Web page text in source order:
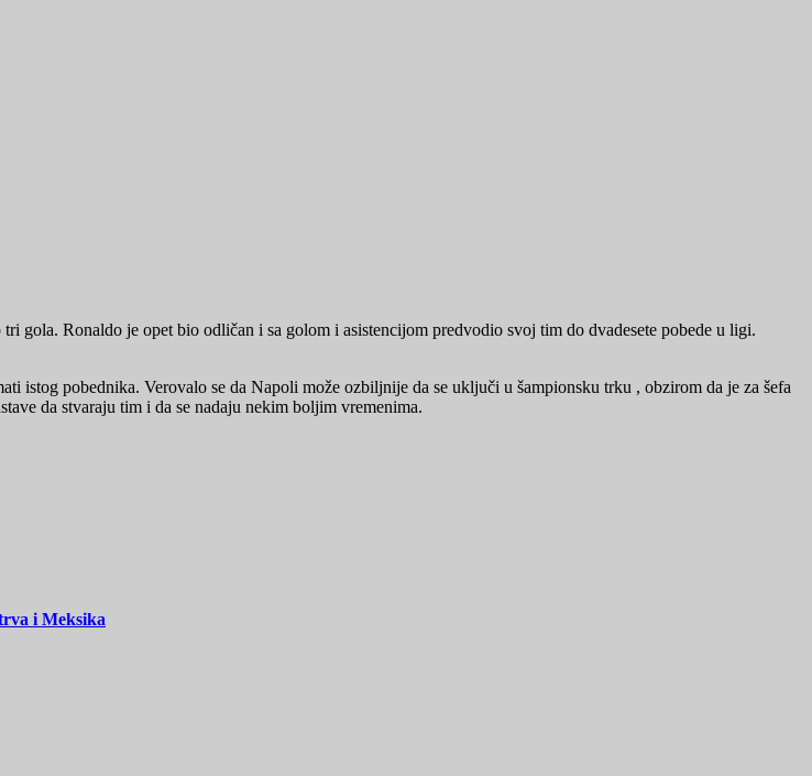
gola. Ronaldo je opet bio odličan i sa golom i asistencijom predvodio svoj tim do dvadesete pobede u ligi.
istog pobednika. Verovalo se da Napoli može ozbiljnije da se uključi u šampionsku trku , obzirom da je za šefa
da stvaraju tim i da se nadaju nekim boljim vremenima.
i Meksika